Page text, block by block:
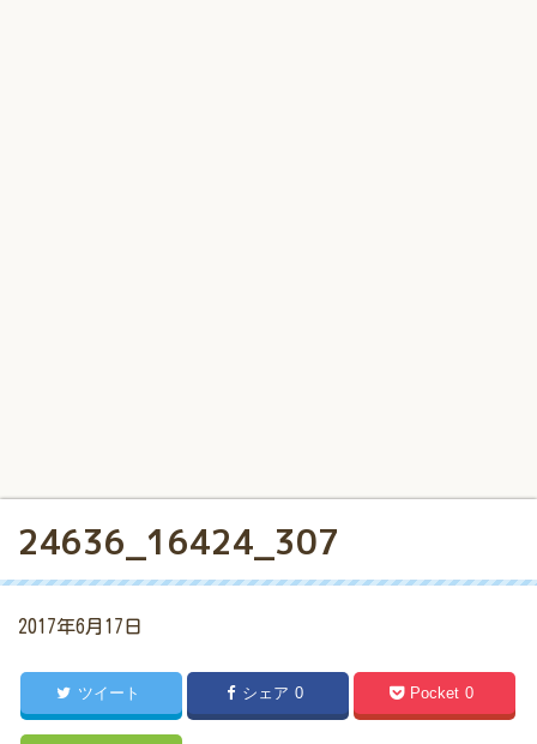
24636_16424_307
2017年6月17日
ツイート シェア 0 Pocket 0